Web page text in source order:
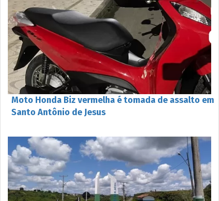
Moto Honda Biz vermelha é tomada de assalto em
Santo Antônio de Jesus